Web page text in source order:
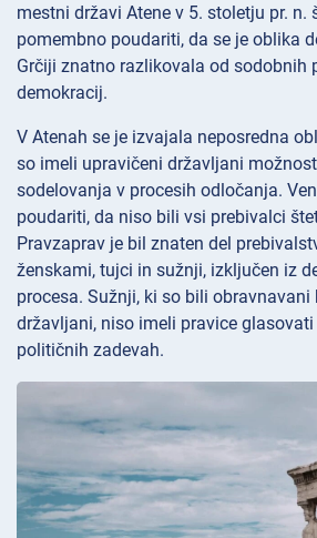
mestni državi Atene v 5. stoletju pr. n.
pomembno poudariti, da se je oblika
Grčiji znatno razlikovala od sodobnih
demokracij.
V Atenah se je izvajala neposredna
so imeli upravičeni državljani
sodelovanja v procesih odločanja.
poudariti, da niso bili vsi prebivalci
Pravzaprav je bil znaten del
ženskami, tujci in sužnji, izključen iz
procesa. Sužnji, ki so bili
državljani, niso imeli pravice
političnih zadevah.